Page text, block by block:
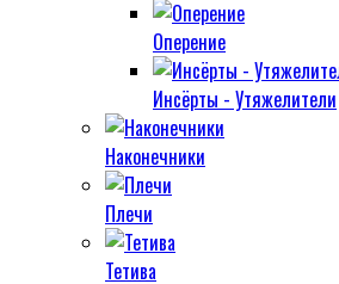
Оперение
Инсёрты - Утяжелители
Наконечники
Плечи
Тетива